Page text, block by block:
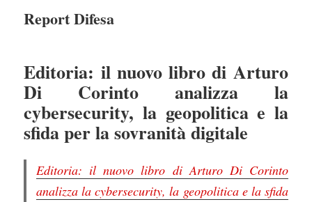
Report Difesa
Editoria: il nuovo libro di Arturo
Di Corinto analizza la
cybersecurity, la geopolitica e la
sfida per la sovranità digitale
Editoria: il nuovo libro di Arturo Di Corinto
analizza la cybersecurity, la geopolitica e la sfida